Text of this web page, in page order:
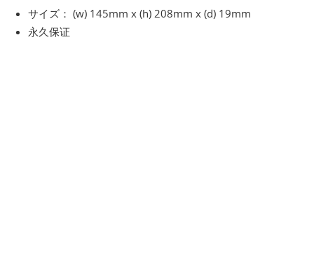
サイズ： (w) 145mm x (h) 208mm x (d) 19mm
永久保证